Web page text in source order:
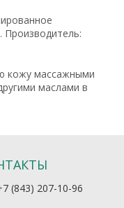
Производитель:
кожу массажными
маслами в
(843) 207-10-96